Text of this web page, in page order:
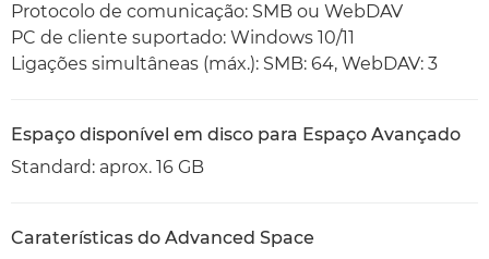
Protocolo de comunicação: SMB ou WebDAV
PC de cliente suportado: Windows 10/11
Ligações simultâneas (máx.): SMB: 64, WebDAV: 3
Espaço disponível em disco para Espaço Avançado
Standard: aprox. 16 GB
Caraterísticas do Advanced Space